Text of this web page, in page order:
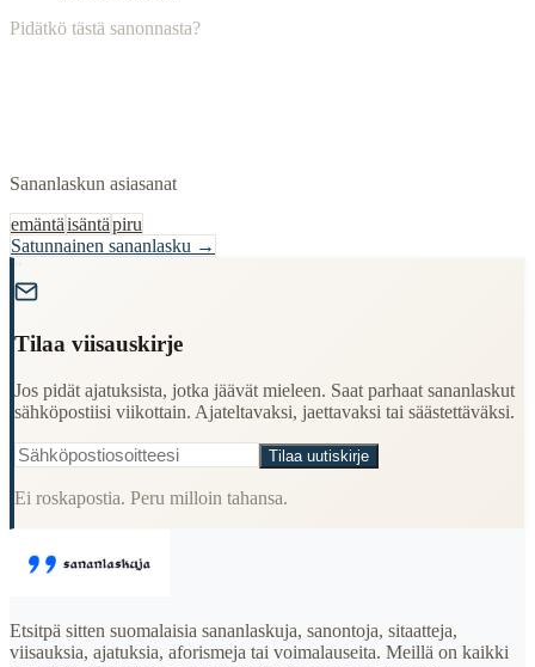
Pidätkö tästä sanonnasta?
Sananlaskun asiasanat
emäntäisäntäpiru
Satunnainen sananlasku →
Tilaa viisauskirje
Jos pidät ajatuksista, jotka jäävät mieleen. Saat parhaat sananlaskut
sähköpostiisi viikottain. Ajateltavaksi, jaettavaksi tai säästettäväksi.
Tilaa uutiskirje
Ei roskapostia. Peru milloin tahansa.
Etsitpä sitten suomalaisia sananlaskuja, sanontoja, sitaatteja,
viisauksia, ajatuksia, aforismeja tai voimalauseita. Meillä on kaikki